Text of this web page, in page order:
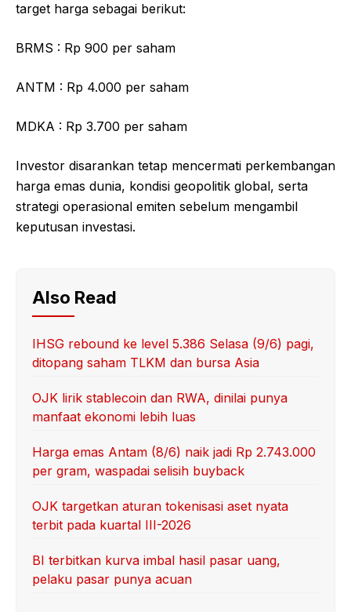
target harga sebagai berikut:
BRMS : Rp 900 per saham
ANTM : Rp 4.000 per saham
MDKA : Rp 3.700 per saham
Investor disarankan tetap mencermati perkembangan
harga emas dunia, kondisi geopolitik global, serta
strategi operasional emiten sebelum mengambil
keputusan investasi.
Also Read
IHSG rebound ke level 5.386 Selasa (9/6) pagi,
ditopang saham TLKM dan bursa Asia
OJK lirik stablecoin dan RWA, dinilai punya
manfaat ekonomi lebih luas
Harga emas Antam (8/6) naik jadi Rp 2.743.000
per gram, waspadai selisih buyback
OJK targetkan aturan tokenisasi aset nyata
terbit pada kuartal III-2026
BI terbitkan kurva imbal hasil pasar uang,
pelaku pasar punya acuan